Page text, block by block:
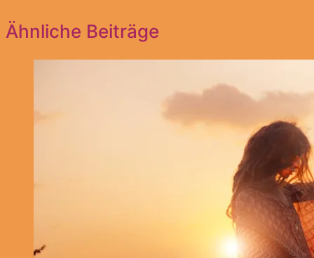
Ähnliche Beiträge